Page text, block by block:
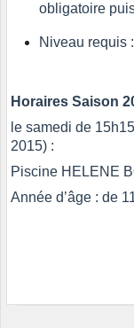
obligatoire
Niveau requis
Horaires Saison
le samedi de
2015) :
Piscine HELENE
Année d’âge : de